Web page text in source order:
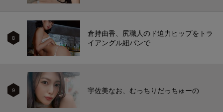
8
倉持由香、尻職人のド迫力ヒップをトラ
イアングル紐パンで
9 宇佐美なお、むっちりだっちゅーの